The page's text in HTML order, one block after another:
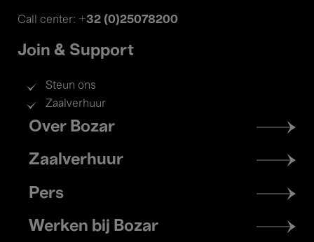
Call center: +32 (0)25078200
Join & Support
Steun ons
Zaalverhuur
Footer
menu
Over Bozar
Zaalverhuur
Pers
Werken bij Bozar